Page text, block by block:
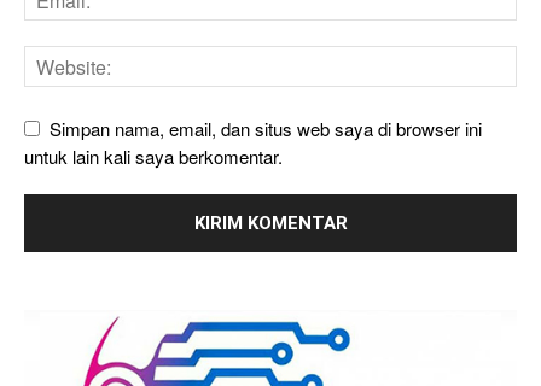
Simpan nama, email, dan situs web saya di browser ini
untuk lain kali saya berkomentar.